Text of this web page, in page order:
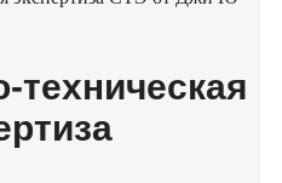
техническая